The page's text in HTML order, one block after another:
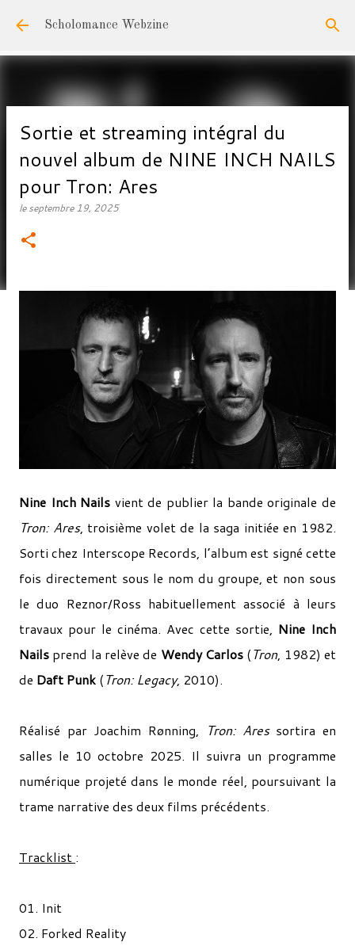
Accéder au contenu principal
Scholomance Webzine
Sortie et streaming intégral du
nouvel album de NINE INCH NAILS
pour Tron: Ares
leseptembre 19, 2025
Nine Inch Nails vient de publier la bande originale de
Tron: Ares, troisième volet de la saga initiée en 1982.
Sorti chez Interscope Records, l’album est signé cette
fois directement sous le nom du groupe, et non sous
le duo Reznor/Ross habituellement associé à leurs
travaux pour le cinéma. Avec cette sortie, Nine Inch
Nails prend la relève de Wendy Carlos (Tron, 1982) et
de Daft Punk (Tron: Legacy, 2010).
Réalisé par Joachim Rønning, Tron: Aressortira en
salles le 10 octobre 2025. Il suivra un programme
numérique projeté dans le monde réel, poursuivant la
trame narrative des deux films précédents.
Tracklist :
01. Init
02. Forked Reality